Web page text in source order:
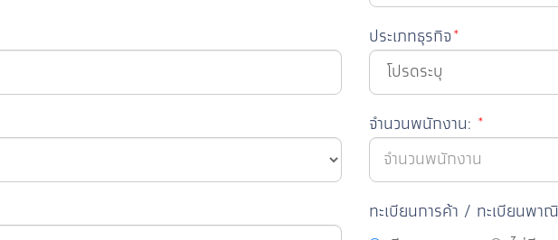
ประเภทธุรกิจ*
จำนวนพนักงาน: *
ทะเบียนการค้า / ทะเบียนพา